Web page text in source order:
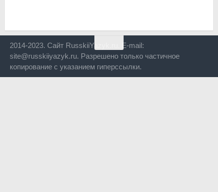
2014-2023. Сайт RusskiiYazyk.ru. E-mail:
site@russkiiyazyk.ru. Разрешено только частичное
копирование с указанием гиперссылки.